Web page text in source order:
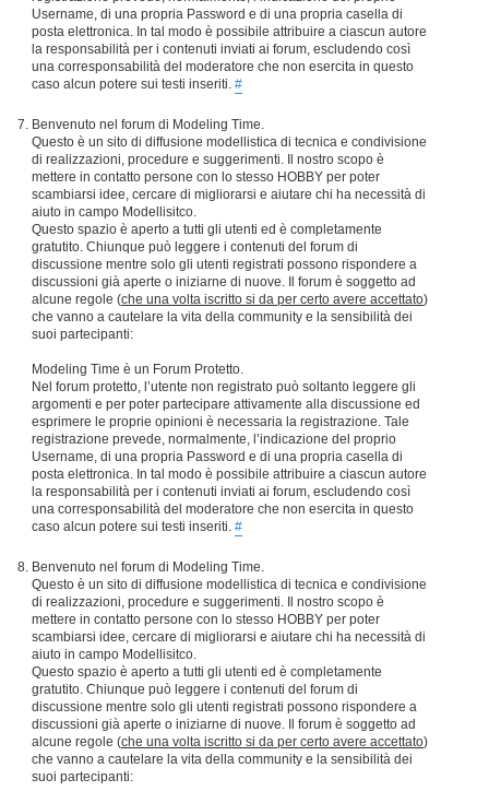
Username, di una propria Password e di una propria casella di
posta elettronica. In tal modo è possibile attribuire a ciascun autore
la responsabilità per i contenuti inviati ai forum, escludendo così
una corresponsabilità del moderatore che non esercita in questo
caso alcun potere sui testi inseriti. #
Benvenuto nel forum di Modeling Time.
Questo è un sito di diffusione modellistica di tecnica e condivisione
di realizzazioni, procedure e suggerimenti. Il nostro scopo è
mettere in contatto persone con lo stesso HOBBY per poter
scambiarsi idee, cercare di migliorarsi e aiutare chi ha necessità di
aiuto in campo Modellisitco.
Questo spazio è aperto a tutti gli utenti ed è completamente
gratutito. Chiunque può leggere i contenuti del forum di
discussione mentre solo gli utenti registrati possono rispondere a
discussioni già aperte o iniziarne di nuove. Il forum è soggetto ad
alcune regole (che una volta iscritto si da per certo avere accettato)
che vanno a cautelare la vita della community e la sensibilità dei
suoi partecipanti:
Modeling Time è un Forum Protetto.
Nel forum protetto, l’utente non registrato può soltanto leggere gli
argomenti e per poter partecipare attivamente alla discussione ed
esprimere le proprie opinioni è necessaria la registrazione. Tale
registrazione prevede, normalmente, l’indicazione del proprio
Username, di una propria Password e di una propria casella di
posta elettronica. In tal modo è possibile attribuire a ciascun autore
la responsabilità per i contenuti inviati ai forum, escludendo così
una corresponsabilità del moderatore che non esercita in questo
caso alcun potere sui testi inseriti. #
Benvenuto nel forum di Modeling Time.
Questo è un sito di diffusione modellistica di tecnica e condivisione
di realizzazioni, procedure e suggerimenti. Il nostro scopo è
mettere in contatto persone con lo stesso HOBBY per poter
scambiarsi idee, cercare di migliorarsi e aiutare chi ha necessità di
aiuto in campo Modellisitco.
Questo spazio è aperto a tutti gli utenti ed è completamente
gratutito. Chiunque può leggere i contenuti del forum di
discussione mentre solo gli utenti registrati possono rispondere a
discussioni già aperte o iniziarne di nuove. Il forum è soggetto ad
alcune regole (che una volta iscritto si da per certo avere accettato)
che vanno a cautelare la vita della community e la sensibilità dei
suoi partecipanti: